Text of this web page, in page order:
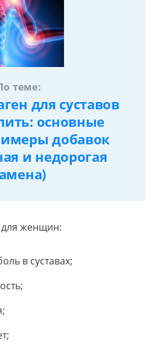
теме:
для суставов
основные
добавок
и недорогая
для женщин:
в суставах;